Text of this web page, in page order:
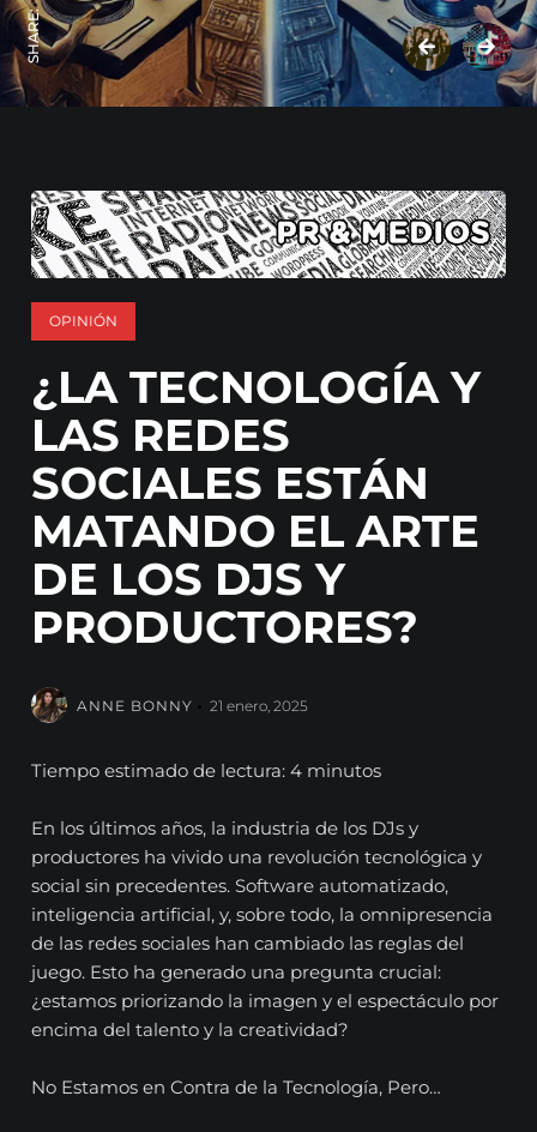
SHARE:
OPINIÓN
¿LA TECNOLOGÍA Y
LAS REDES
SOCIALES ESTÁN
MATANDO EL ARTE
DE LOS DJS Y
PRODUCTORES?
ANNE BONNY 21 enero, 2025
Tiempo estimado de lectura: 4 minutos
En los últimos años, la industria de los DJs y
productores ha vivido una revolución tecnológica y
social sin precedentes. Software automatizado,
inteligencia artificial, y, sobre todo, la omnipresencia
de las redes sociales han cambiado las reglas del
juego. Esto ha generado una pregunta crucial:
¿estamos priorizando la imagen y el espectáculo por
encima del talento y la creatividad?
No Estamos en Contra de la Tecnología, Pero…